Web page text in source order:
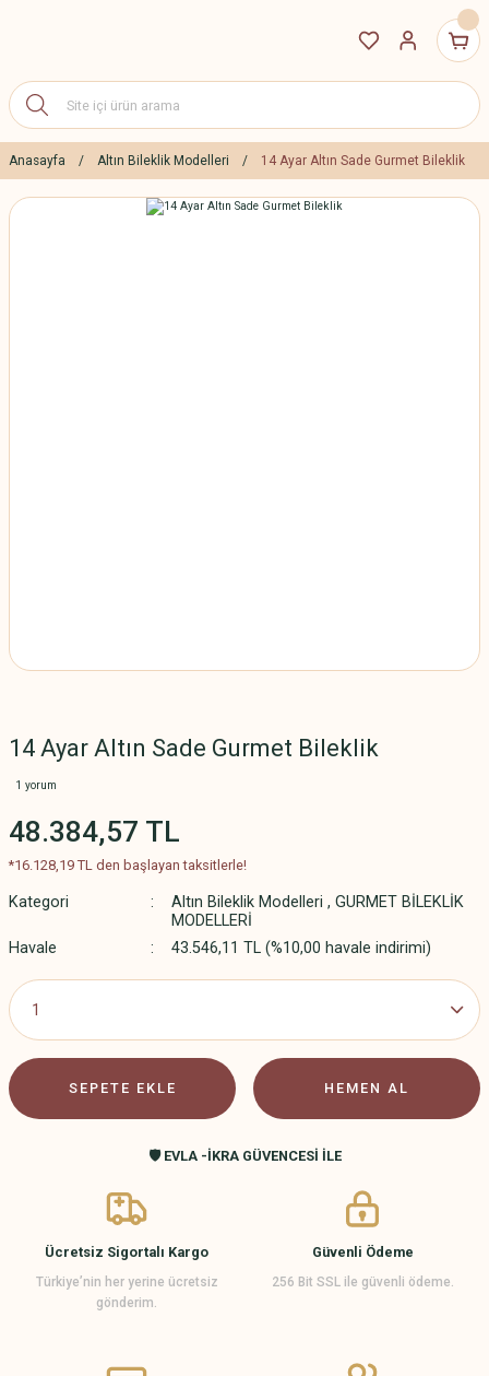
Anasayfa Altın Bileklik Modelleri 14 Ayar Altın Sade Gurmet Bileklik
14 Ayar Altın Sade Gurmet Bileklik
1 yorum
48.384,57 TL
*16.128,19 TL den başlayan taksitlerle!
Kategori Altın Bileklik Modelleri , GURMET BİLEKLİK
MODELLERİ
Havale
43.546,11 TL (%10,00 havale indirimi)
SEPETE EKLE HEMEN AL
🛡️ EVLA -İKRA GÜVENCESİ İLE
Ücretsiz Sigortalı Kargo
Türkiye’nin her yerine ücretsiz
gönderim.
Güvenli Ödeme
256 Bit SSL ile güvenli ödeme.